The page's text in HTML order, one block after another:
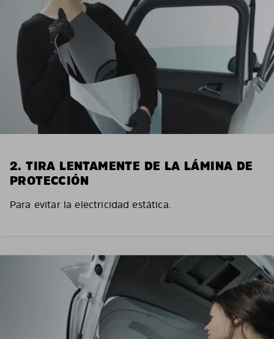
2. TIRA LENTAMENTE DE LA LÁMINA DE
PROTECCIÓN
Para evitar la electricidad estática.